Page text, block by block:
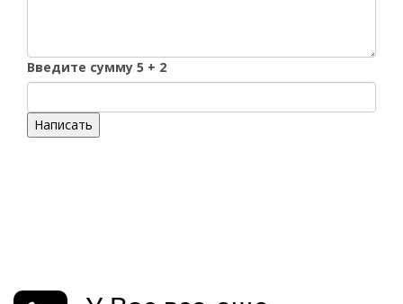
Введите сумму 5 + 2
Написать